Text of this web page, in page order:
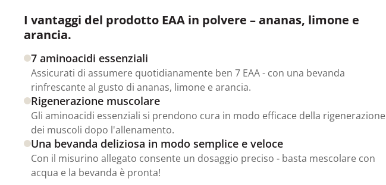
I vantaggi del prodotto EAA in polvere – ananas, limone e
arancia.
7 aminoacidi essenziali
Assicurati di assumere quotidianamente ben 7 EAA - con una bevanda
rinfrescante al gusto di ananas, limone e arancia.
Rigenerazione muscolare
Gli aminoacidi essenziali si prendono cura in modo efficace della rigenerazione
dei muscoli dopo l'allenamento.
Una bevanda deliziosa in modo semplice e veloce
Con il misurino allegato consente un dosaggio preciso - basta mescolare con
acqua e la bevanda è pronta!